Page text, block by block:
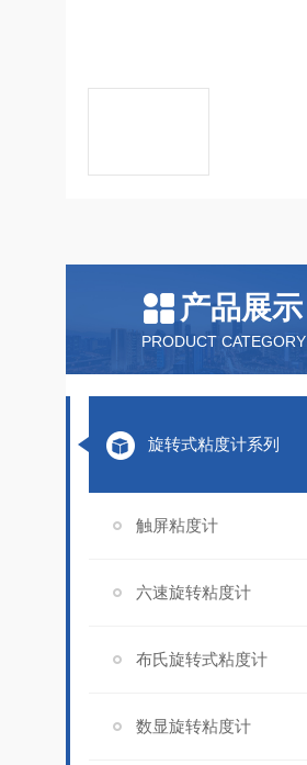
产品展示
PRODUCT CATEGORY
旋转式粘度计系列
触屏粘度计
六速旋转粘度计
布氏旋转式粘度计
数显旋转粘度计